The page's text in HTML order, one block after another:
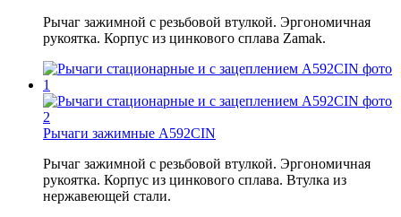
Рычаг зажимной с резьбовой втулкой. Эргономичная
рукоятка. Корпус из цинкового сплава Zamak.
Рычаги зажимные A592CIN
Рычаг зажимной с резьбовой втулкой. Эргономичная
рукоятка. Корпус из цинкового сплава. Втулка из
нержавеющей стали.